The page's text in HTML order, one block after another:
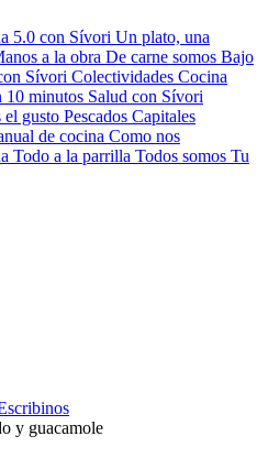
5.0 con Sívori Un plato, una
a la obra De carne somos Bajo
Sívori Colectividades Cocina
10 minutos Salud con Sívori
el gusto Pescados Capitales
de cocina Como nos
Todo a la parrilla Todos somos Tu
y guacamole